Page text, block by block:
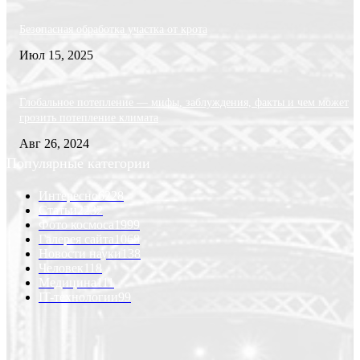
Безопасная обработка участка от крота
Июл 15, 2025
Глобальное потепление — мифы, заблуждения, факты и чем может
грозить потепление климата
Авг 26, 2024
Популярные категории
Интересно
Статьи
Фото космоса
1999
Галерея сайта 1068
Новости науки
Человек
Медицина
IT-технологии99